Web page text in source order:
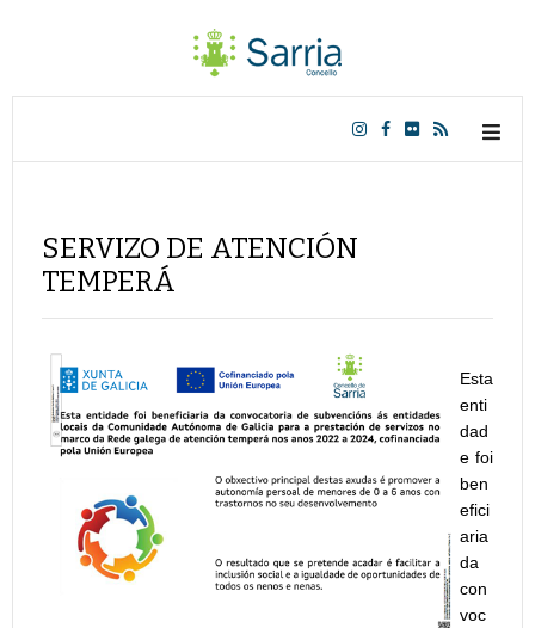
SERVIZO DE ATENCIÓN
TEMPERÁ
Esta
enti
dad
e foi
ben
efici
aria
da
con
voc